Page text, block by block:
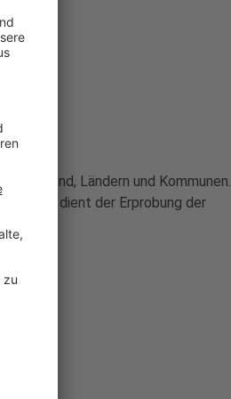
von Bund, Ländern und Kommunen.
und dient der Erprobung der